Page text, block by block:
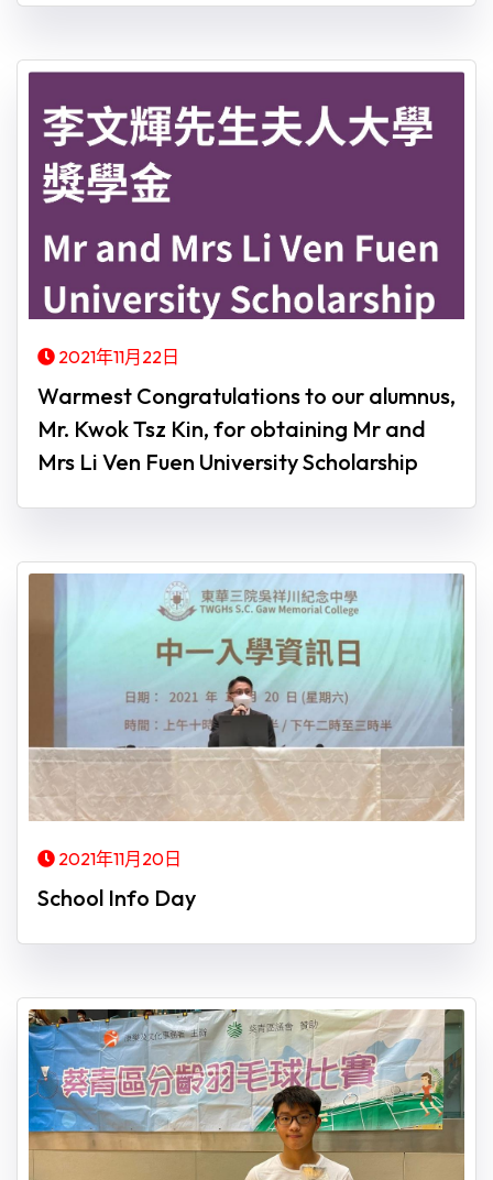
2021年11月22日
Warmest Congratulations to our alumnus,
Mr. Kwok Tsz Kin, for obtaining Mr and
Mrs Li Ven Fuen University Scholarship
2021年11月20日
School Info Day